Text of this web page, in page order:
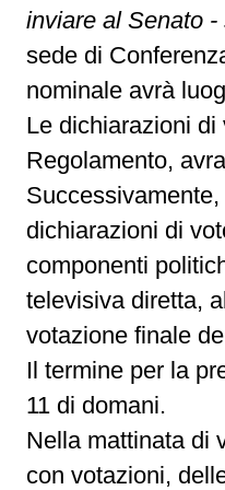
inviare al Senato
sede di
nominale avrà
Le dichiarazioni di
Regolamento,
dichiarazioni di
componenti
televisiva diretta,
votazione finale
Il termine per la
11 di domani.
Nella mattinata di
con votazioni,